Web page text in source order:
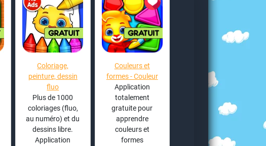
Coloriage,
peinture, dessin
fluo
Plus de 1000
coloriages (fluo,
au numéro) et du
dessins libre.
Application
Couleurs et
formes - Couleur
Application
totalement
gratuite pour
apprendre
couleurs et
formes